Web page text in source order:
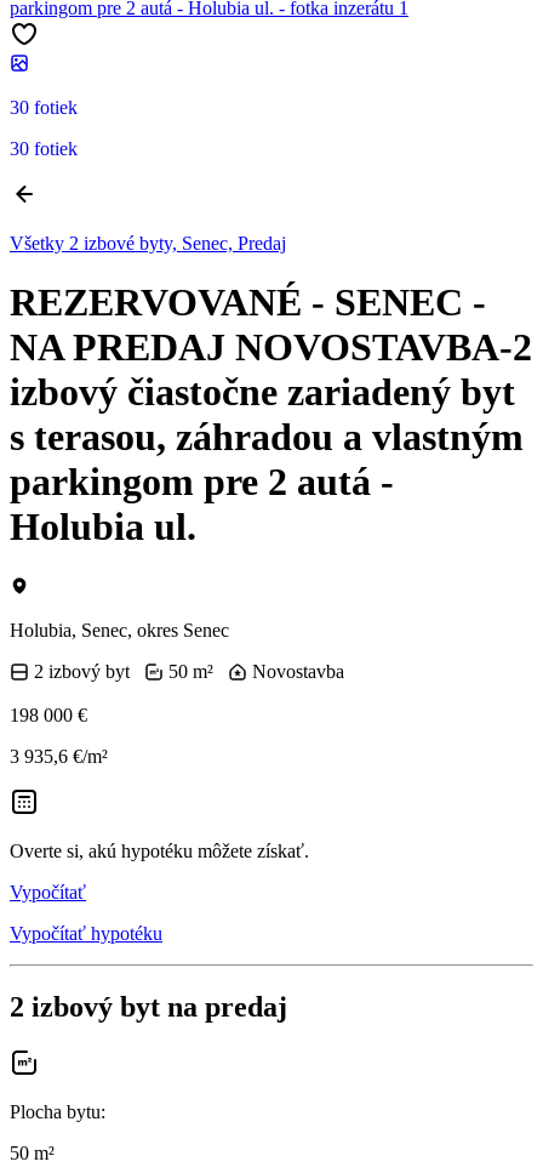
30 fotiek
30 fotiek
Všetky 2 izbové byty, Senec, Predaj
REZERVOVANÉ - SENEC -
NA PREDAJ NOVOSTAVBA-2
izbový čiastočne zariadený byt
s terasou, záhradou a vlastným
parkingom pre 2 autá -
Holubia ul.
Holubia, Senec, okres Senec
2 izbový byt
50 m² Novostavba
198 000 €
3 935,6 €/m²
Overte si, akú hypotéku môžete získať.
Vypočítať
Vypočítať hypotéku
2 izbový byt na predaj
Plocha bytu:
50 m²